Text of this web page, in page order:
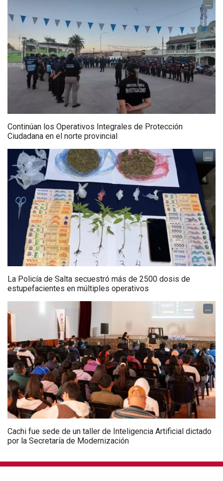
...
Continúan los Operativos Integrales de Protección
Ciudadana en el norte provincial
...
La Policía de Salta secuestró más de 2500 dosis de
estupefacientes en múltiples operativos
...
Cachi fue sede de un taller de Inteligencia Artificial dictado
por la Secretaría de Modernización